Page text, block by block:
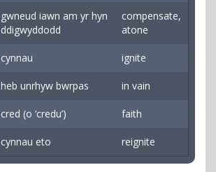
gwneud iawn am yr hyn
ddigwyddodd
compensate,
atone
cynnau ignite
heb unrhyw bwrpas in vain
cred (o ‘credu’) faith
cynnau eto reignite